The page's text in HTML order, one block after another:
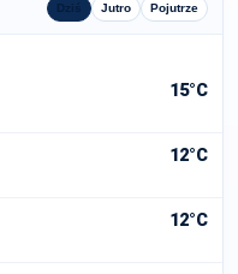
Dziś Jutro Pojutrze
15°C
12°C
12°C